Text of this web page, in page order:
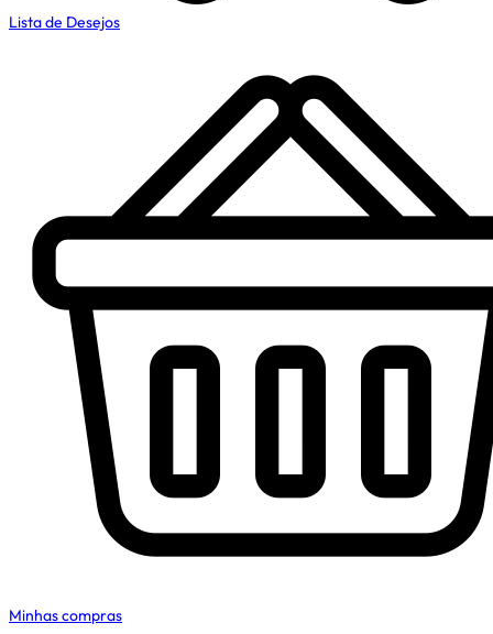
Lista de Desejos
Minhas compras